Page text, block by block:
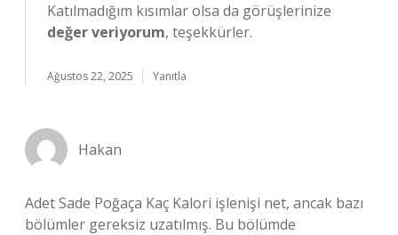
Katılmadığım kısımlar olsa da görüşlerinize
değer veriyorum, teşekkürler.
Ağustos 22, 2025 Yanıtla
Hakan
Adet Sade Poğaça Kaç Kalori işlenişi net, ancak bazı
bölümler gereksiz uzatılmış. Bu bölümde